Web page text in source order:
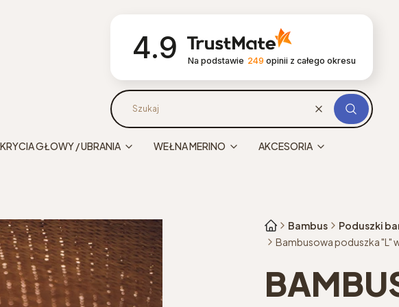
4.9 Na podstawie 249 opinii z całego okresu
WyczyśćSzukaj
GŁOWY / UBRANIA WEŁNA MERINO AKCESORIA
Bambus Poduszki
Bambusowa poduszka "L"